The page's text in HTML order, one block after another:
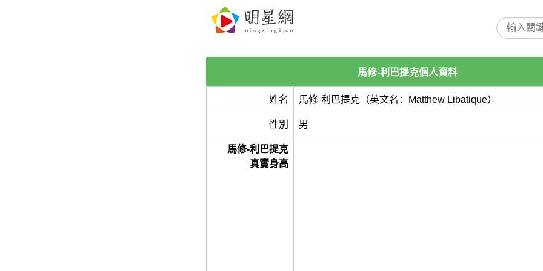
馬修-利巴提克個人資料
姓名 馬修-利巴提克（英文名：Matthew Libatique）
性別 男
馬修-利巴提克
真實身高